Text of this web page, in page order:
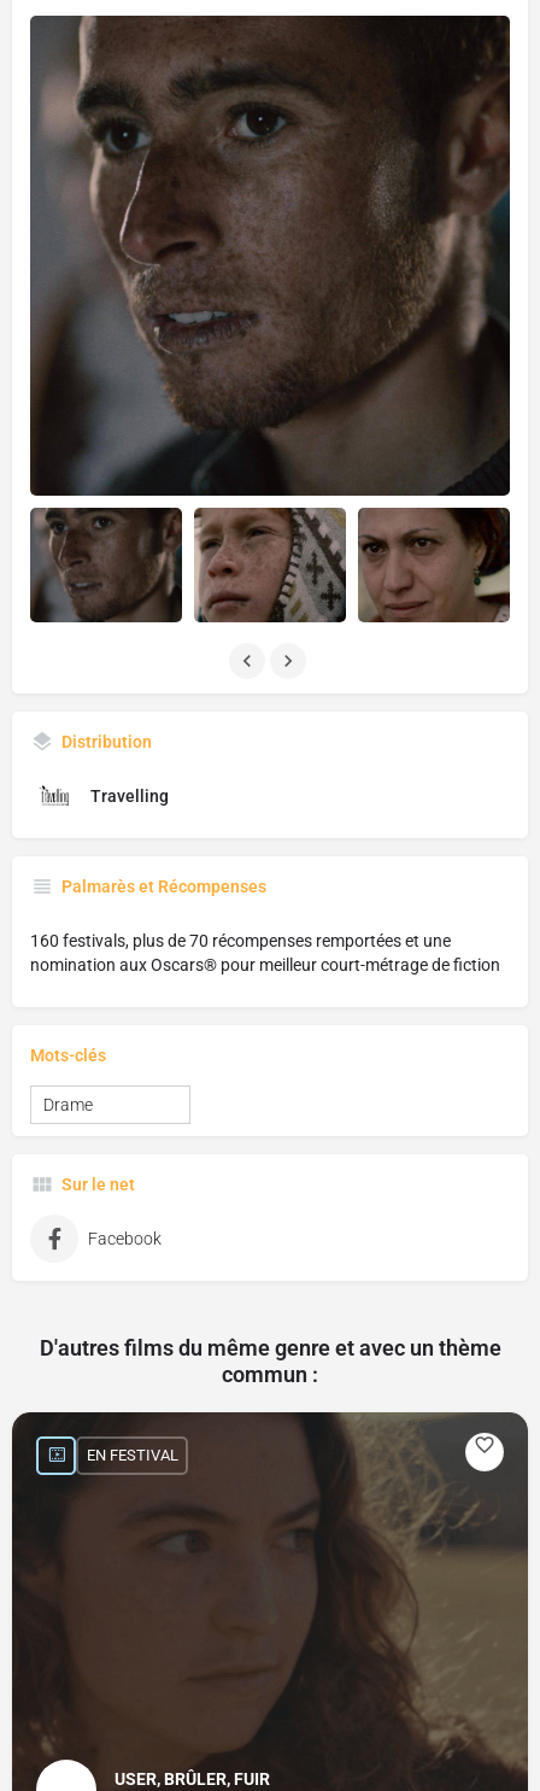
Distribution
Travelling
Palmarès et Récompenses
160 festivals, plus de 70 récompenses remportées et une
nomination aux Oscars® pour meilleur court-métrage de fiction
Mots-clés
Drame
Sur le net
Facebook
D'autres films du même genre et avec un thème
commun :
USER, BRÛLER, FUIR
EN FESTIVAL